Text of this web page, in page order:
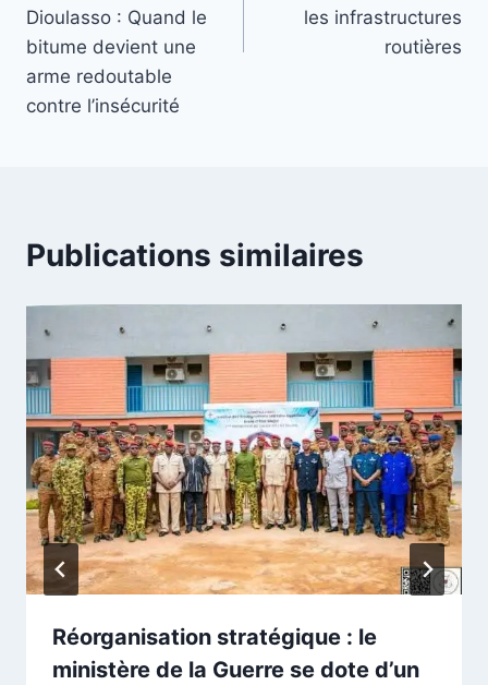
Dioulasso : Quand le
bitume devient une
arme redoutable
contre l’insécurité
les infrastructures
routières
Publications similaires
Réorganisation stratégique : le
ministère de la Guerre se dote d’un